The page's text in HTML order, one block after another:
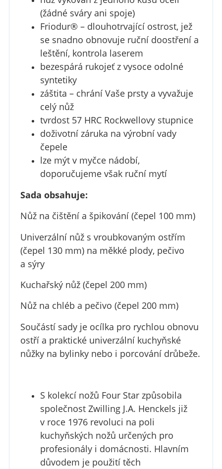
(žádné sváry ani spoje)
Friodur® – dlouhotrvající ostrost, jež
se snadno obnovuje ruční doostření a
leštění, kontrola laserem
bezespárá rukojeť z vysoce odolné
syntetiky
záštita – chrání Vaše prsty a vyvažuje
celý nůž
tvrdost 57 HRC Rockwellovy stupnice
doživotní záruka na výrobní vady
čepele
lze mýt v myčce nádobí,
doporučujeme však ruční mytí
Sada obsahuje:
Nůž na čištění a špikování (čepel 100 mm)
Univerzální nůž s vroubkovaným ostřím
(čepel 130 mm) na měkké plody, pečivo
a sýry
Kuchařský nůž (čepel 200 mm)
Nůž na chléb a pečivo (čepel 200 mm)
Součástí sady je ocílka pro rychlou obnovu
ostří a praktické univerzální kuchyňské
nůžky na bylinky nebo i porcování drůbeže.
S kolekcí nožů Four Star způsobila
společnost Zwilling J.A. Henckels již
v roce 1976 revoluci na poli
kuchyňských nožů určených pro
profesionály i domácnosti. Hlavním
důvodem je použití těch